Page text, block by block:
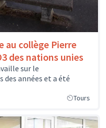
au collège Pierre
des nations unies
sur le
des années et a été
Tours